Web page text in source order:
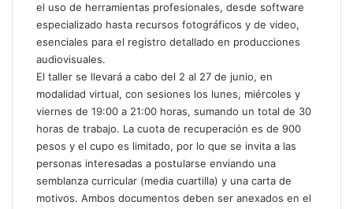
el uso de herramientas profesionales, desde software
especializado hasta recursos fotográficos y de video,
esenciales para el registro detallado en producciones
audiovisuales.
El taller se llevará a cabo del 2 al 27 de junio, en
modalidad virtual, con sesiones los lunes, miércoles y
viernes de 19:00 a 21:00 horas, sumando un total de 30
horas de trabajo. La cuota de recuperación es de 900
pesos y el cupo es limitado, por lo que se invita a las
personas interesadas a postularse enviando una
semblanza curricular (media cuartilla) y una carta de
motivos. Ambos documentos deben ser anexados en el